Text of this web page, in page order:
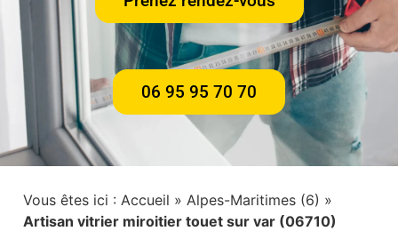
06 95 95 70 70
Vous êtes ici : Accueil » Alpes-Maritimes (6) »
Artisan vitrier miroitier touet sur var (06710)